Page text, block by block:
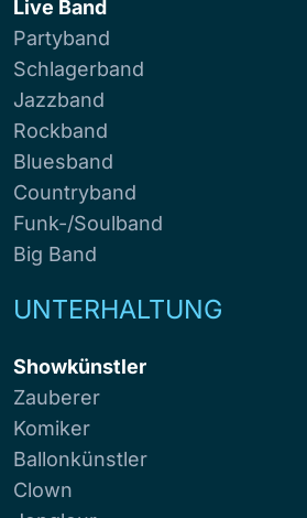
Live Band
Partyband
Schlagerband
Jazzband
Rockband
Bluesband
Countryband
Funk-/Soulband
Big Band
UNTERHALTUNG
Showkünstler
Zauberer
Komiker
Ballonkünstler
Clown